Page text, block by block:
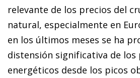
relevante de los precios del
natural, especialmente en
en los últimos meses se ha
distensión significativa de los
energéticos desde los picos